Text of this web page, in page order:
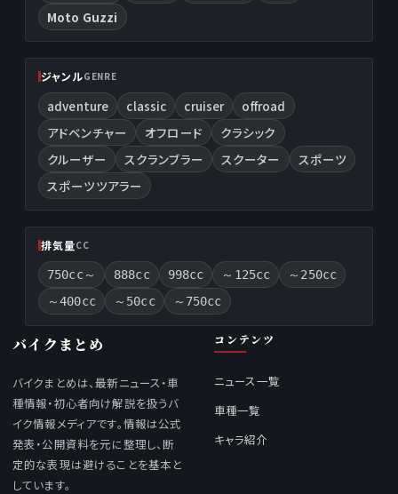
Moto Guzzi
ジャンルGENRE
adventure classic cruiser
offroad
アドベンチャー
オフロード
クラシック
クルーザー
スクランブラー スクーター
スポーツ
スポーツツアラー
排気量CC
750cc～ 888cc 998cc ～125cc
～250cc
～400cc
～50cc ～750cc
バイクまとめ
バイクまとめは、最新ニュース・車
種情報・初心者向け解説を扱うバ
イク情報メディアです。情報は公式
発表・公開資料を元に整理し、断
定的な表現は避けることを基本と
しています。
コンテンツ
ニュース一覧
車種一覧
キャラ紹介